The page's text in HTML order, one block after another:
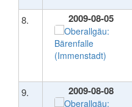
8. 2009-08-05
9. 2009-08-08